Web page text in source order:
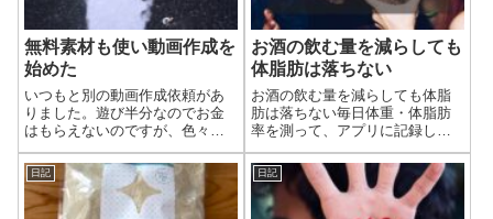
無料素材も使い動画作成を
始めた
いつもと別の動画作成依頼があ
りました。遊び半分なのでお金
はもらえないのですが、色々試
したいことがあるのでやり方を
調べるにもちょうどよかったで
す。
お酒の飲む量を減らしても
体脂肪は落ちない
お酒の飲む量を減らしても体脂
肪は落ちない毎日体重・体脂肪
率を測って、アプリに記録して
います。前日としか比べないの
であまり気づきませんでした
が、今月入ってからとか1ヶ月前
はどうだったかと見てみたらど
日記 日記